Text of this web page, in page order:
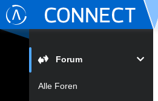
Forum
Alle Foren